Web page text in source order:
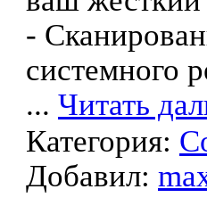
-
системного
... Читать
Категория:
Добавил: